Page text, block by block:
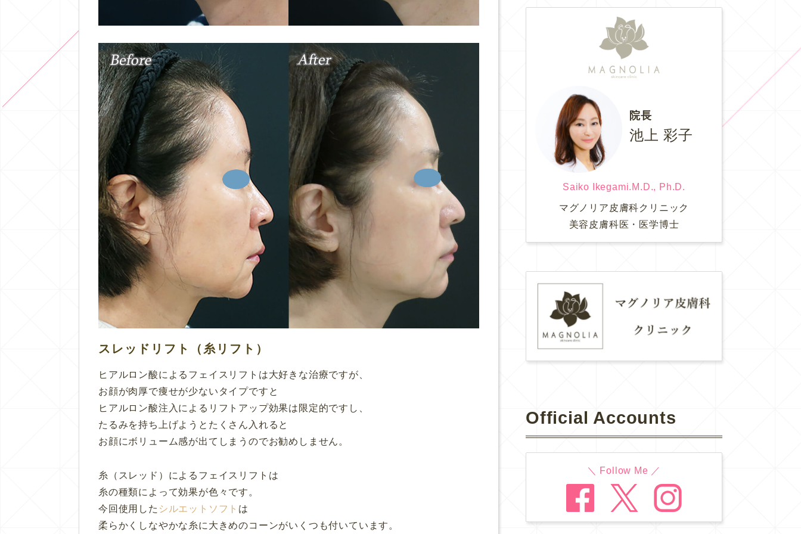
スレッドリフト（糸リフト）
ヒアルロン酸によるフェイスリフトは大好きな治療ですが、
お顔が肉厚で痩せが少ないタイプですと
ヒアルロン酸注入によるリフトアップ効果は限定的ですし、
たるみを持ち上げようとたくさん入れると
お顔にボリューム感が出てしまうのでお勧めしません。
糸（スレッド）によるフェイスリフトは
糸の種類によって効果が色々です。
今回使用した シルエットソフト は
柔らかくしなやかな糸に大きめのコーンがいくつも付いています。
院長
池上 彩子
Saiko Ikegami.M.D., Ph.D.
マグノリア皮膚科クリニック
美容皮膚科医・医学博士
Official Accounts
＼ Follow Me ／